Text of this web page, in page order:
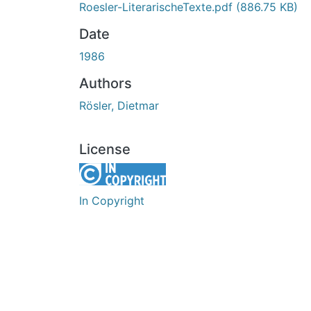
Roesler-LiterarischeTexte.pdf (886.75 KB)
Date
1986
Authors
Rösler, Dietmar
License
In Copyright